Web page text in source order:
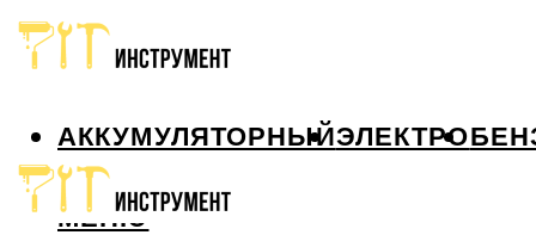
АККУМУЛЯТОРНЫЙЭЛЕКТРО
МЕНЮ